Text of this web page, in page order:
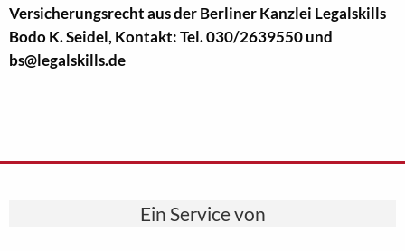
Versicherungsrecht aus der Berliner Kanzlei Legalskills
Bodo K. Seidel, Kontakt: Tel. 030/2639550 und
bs@legalskills.de
Ein Service von